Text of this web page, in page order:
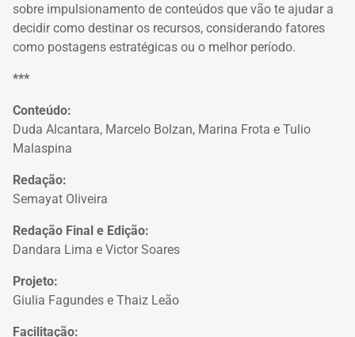
sobre impulsionamento de conteúdos que vão te ajudar a
decidir como destinar os recursos, considerando fatores
como postagens estratégicas ou o melhor período.
***
Conteúdo:
Duda Alcantara, Marcelo Bolzan, Marina Frota e Tulio
Malaspina
Redação:
Semayat Oliveira
Redação Final e Edição:
Dandara Lima e Victor Soares
Projeto:
Giulia Fagundes e Thaiz Leão
Facilitação: